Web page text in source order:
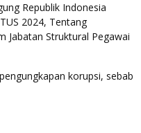
Republik Indonesia
2024, Tentang
Jabatan Struktural Pegawai
korupsi, sebab